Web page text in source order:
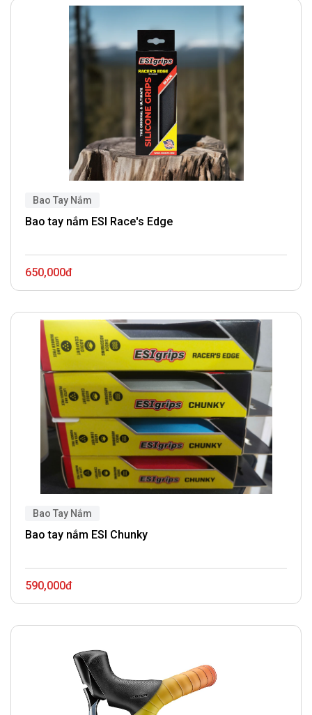
Bao Tay Nắm
Bao tay nắm ESI Race's Edge
650,000đ
Bao Tay Nắm
Bao tay nắm ESI Chunky
590,000đ